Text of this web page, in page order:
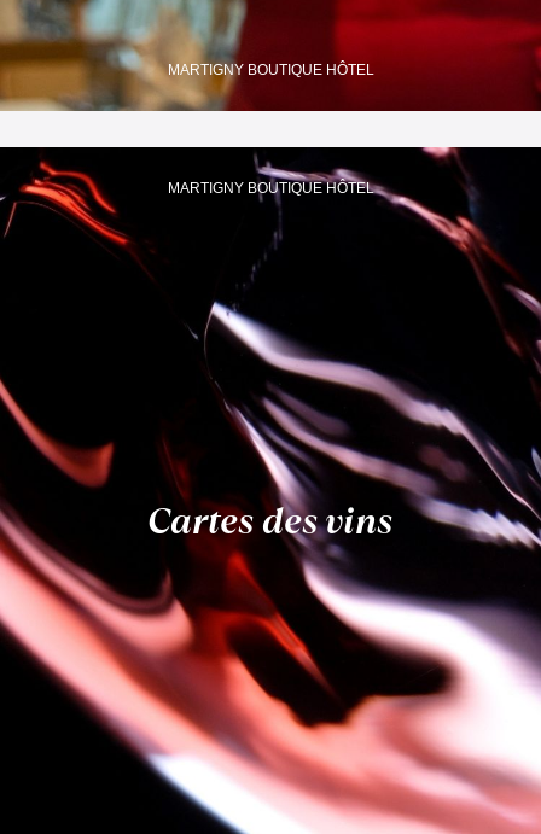
MARTIGNY BOUTIQUE HÔTEL
MARTIGNY BOUTIQUE HÔTEL
Cartes des vins